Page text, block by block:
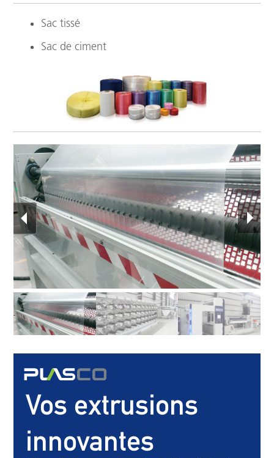
Sac tissé
Sac de ciment
Vos extrusions
innovantes